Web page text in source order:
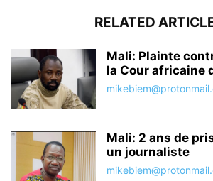
RELATED
Mali: Plainte
la Cour africaine
Mali: 2 ans de
un journaliste